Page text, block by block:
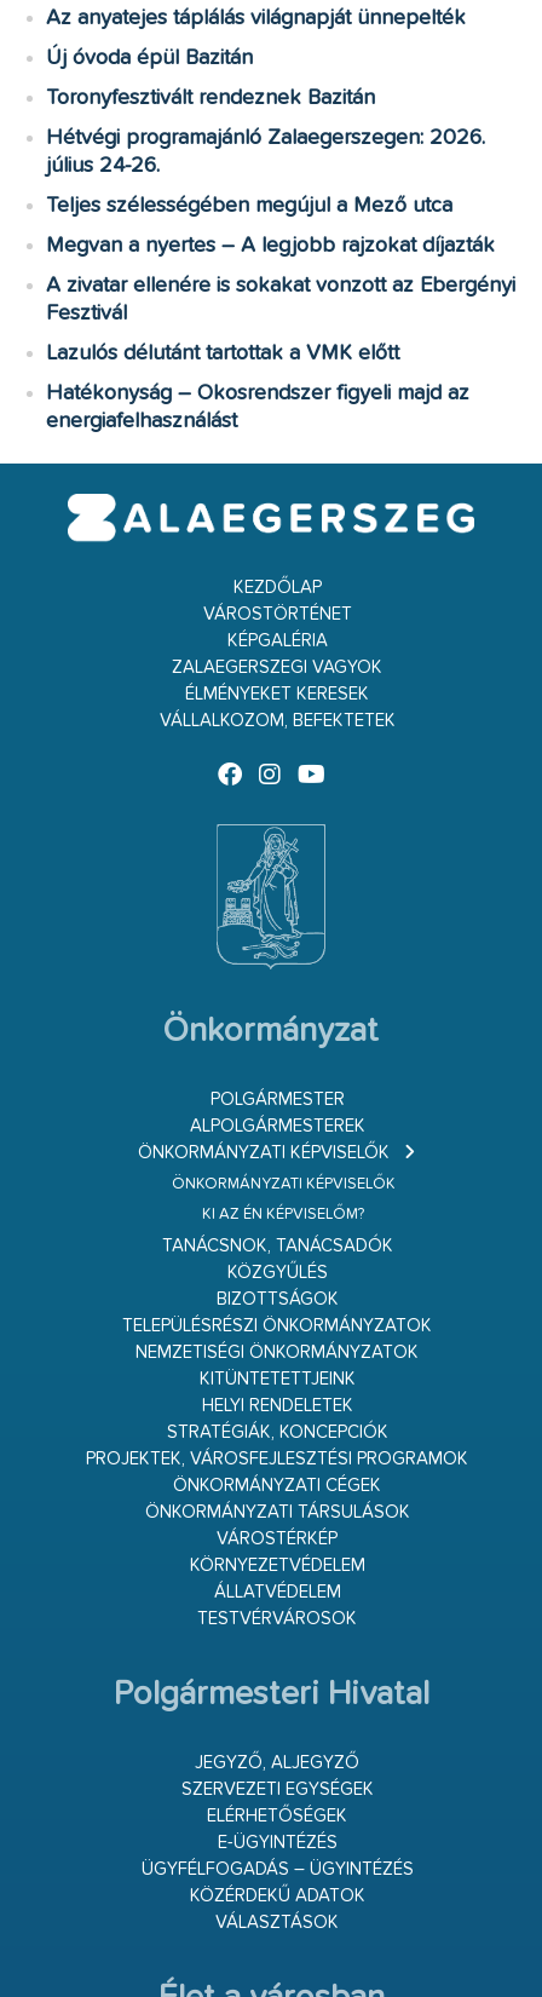
Az anyatejes táplálás világnapját ünnepelték
Új óvoda épül Bazitán
Toronyfesztivált rendeznek Bazitán
Hétvégi programajánló Zalaegerszegen: 2026.
július 24-26.
Teljes szélességében megújul a Mező utca
Megvan a nyertes – A legjobb rajzokat díjazták
A zivatar ellenére is sokakat vonzott az Ebergényi
Fesztivál
Lazulós délutánt tartottak a VMK előtt
Hatékonyság – Okosrendszer figyeli majd az
energiafelhasználást
KEZDŐLAP
VÁROSTÖRTÉNET
KÉPGALÉRIA
ZALAEGERSZEGI VAGYOK
ÉLMÉNYEKET KERESEK
VÁLLALKOZOM, BEFEKTETEK
Önkormányzat
POLGÁRMESTER
ALPOLGÁRMESTEREK
ÖNKORMÁNYZATI KÉPVISELŐK
ÖNKORMÁNYZATI KÉPVISELŐK
KI AZ ÉN KÉPVISELŐM?
TANÁCSNOK, TANÁCSADÓK
KÖZGYŰLÉS
BIZOTTSÁGOK
TELEPÜLÉSRÉSZI ÖNKORMÁNYZATOK
NEMZETISÉGI ÖNKORMÁNYZATOK
KITÜNTETETTJEINK
HELYI RENDELETEK
STRATÉGIÁK, KONCEPCIÓK
PROJEKTEK, VÁROSFEJLESZTÉSI PROGRAMOK
ÖNKORMÁNYZATI CÉGEK
ÖNKORMÁNYZATI TÁRSULÁSOK
VÁROSTÉRKÉP
KÖRNYEZETVÉDELEM
ÁLLATVÉDELEM
TESTVÉRVÁROSOK
Polgármesteri Hivatal
JEGYZŐ, ALJEGYZŐ
SZERVEZETI EGYSÉGEK
ELÉRHETŐSÉGEK
E-ÜGYINTÉZÉS
ÜGYFÉLFOGADÁS – ÜGYINTÉZÉS
KÖZÉRDEKŰ ADATOK
VÁLASZTÁSOK